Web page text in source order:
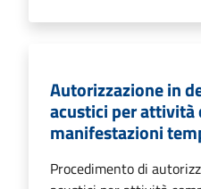
Autorizzazione in
acustici per attività
manifestazioni
Procedimento di